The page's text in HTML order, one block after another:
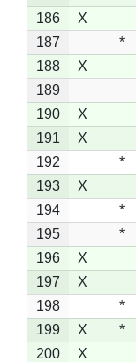
186
X
187
*
188
X
189
190
X
191
X
192
*
193
X
194
*
195
*
196
X
197
X
198
*
199
X *
200
X